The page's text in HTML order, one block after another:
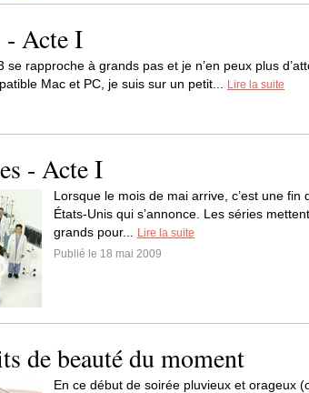
- Acte I
se rapproche à grands pas et je n’en peux plus
Mac et PC, je suis sur un petit...
Lire la suite
- Acte I
Lorsque le mois de mai arrive, c’est une fin
États-Unis qui s’annonce. Les séries
grands pour...
Lire la suite
Publié le 18 mai 2009
de beauté du moment
En ce début de soirée pluvieux et orageux